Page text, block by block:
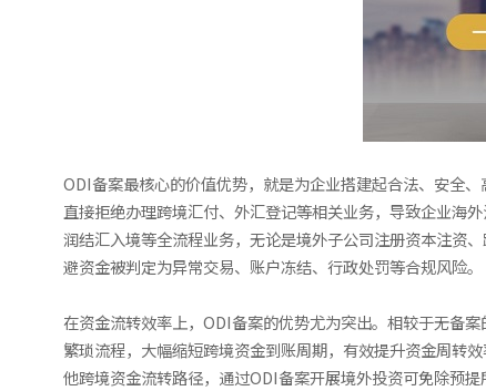
ODI备案最核心的价值优势，就是为企业搭建起合法、安全
直接拒绝办理跨境汇付、外汇登记等相关业务，导致企业海
润结汇入境等全流程业务，无论是境外子公司注册资本注资
避资金被判定为异常交易、账户冻结、行政处罚等合规风险。
在资金流转效率上，ODI备案的优势尤为突出。相较于无备
繁琐流程，大幅缩短跨境资金到账周期，有效提升资金周转
他跨境资金流转路径，通过ODI备案开展境外投资可免除预